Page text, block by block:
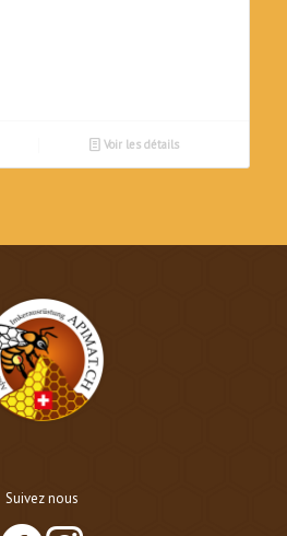
Voir les détails
Suivez nous